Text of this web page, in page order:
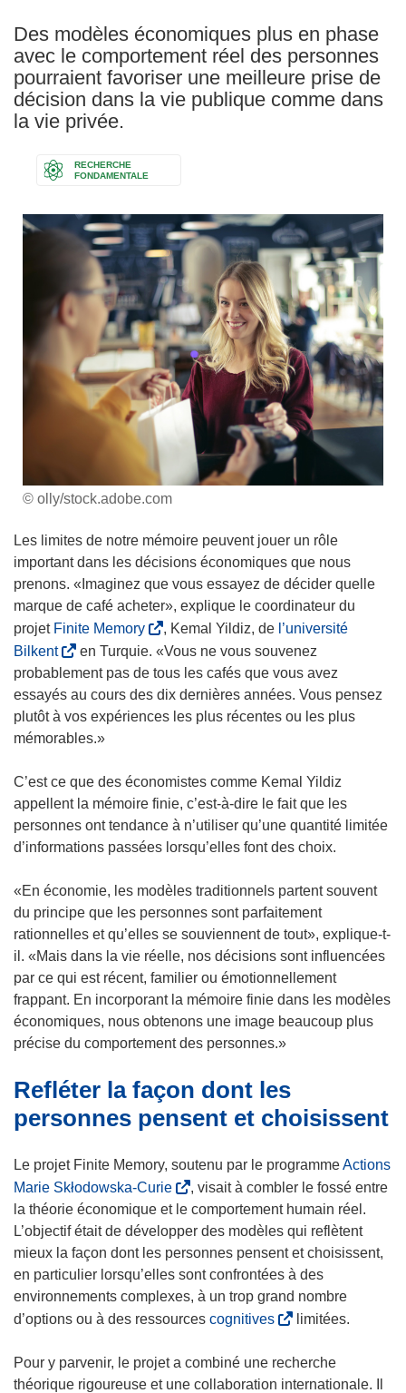
Des modèles économiques plus en phase
avec le comportement réel des personnes
pourraient favoriser une meilleure prise de
décision dans la vie publique comme dans
la vie privée.
RECHERCHE
FONDAMENTALE
© olly/stock.adobe.com
Les limites de notre mémoire peuvent jouer un rôle
important dans les décisions économiques que nous
prenons. «Imaginez que vous essayez de décider quelle
marque de café acheter», explique le coordinateur du
projet Finite Memory(
s
’
o
u
e
d
a
n
u
n
e
n
o
u
v
e
l
f
n
ê
t
r
e
)
, Kemal Yildiz, de l’université
Bilkent(
s
’
o
u
r
e
d
a
s
u
n
e
n
o
u
v
l
e
e
n
ê
t
r
e
)
en Turquie. «Vous ne vous souvenez
probablement pas de tous les cafés que vous avez
essayés au cours des dix dernières années. Vous pensez
plutôt à vos expériences les plus récentes ou les plus
mémorables.»
C’est ce que des économistes comme Kemal Yildiz
appellent la mémoire finie, c’est-à-dire le fait que les
personnes ont tendance à n’utiliser qu’une quantité limitée
d’informations passées lorsqu’elles font des choix.
«En économie, les modèles traditionnels partent souvent
du principe que les personnes sont parfaitement
rationnelles et qu’elles se souviennent de tout», explique-t-
il. «Mais dans la vie réelle, nos décisions sont influencées
par ce qui est récent, familier ou émotionnellement
frappant. En incorporant la mémoire finie dans les modèles
économiques, nous obtenons une image beaucoup plus
précise du comportement des personnes.»
Refléter la façon dont les
personnes pensent et choisissent
Le projet Finite Memory, soutenu par le programmeActions
Marie Skłodowska-Curie(
s
’
o
u
v
r
d
a
, visait à combler le fossé entre
la théorie économique et le comportement humain réel.
L’objectif était de développer des modèles qui reflètent
mieux la façon dont les personnes pensent et choisissent,
en particulier lorsqu’elles sont confrontées à des
environnements complexes, à un trop grand nombre
d’options ou à des ressources cognitives(
’
o
limitées.
Pour y parvenir, le projet a combiné une recherche
théorique rigoureuse et une collaboration internationale. Il